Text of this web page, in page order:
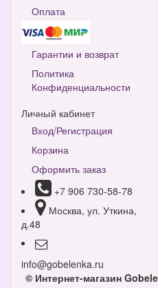
Оплата
Гарантии и возврат
Политика
Конфиденциальности
Личный кабинет
Вход/Регистрация
Корзина
Оформить заказ
+7 906 730-58-78
Москва, ул. Уткина,
д.48
info@gobelenka.ru
© Интернет-магазин